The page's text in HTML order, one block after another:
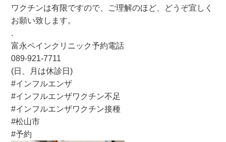
ワクチンは有限ですので、ご理解のほど、どうぞ宜しく
お願い致します。
.
富永ペインクリニック予約電話
089-921-7711
(日、月は休診日)
#インフルエンザ
#インフルエンザワクチン不足
#インフルエンザワクチン接種
#松山市
#予約